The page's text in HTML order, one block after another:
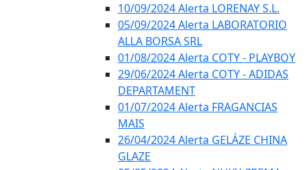
10/09/2024 Alerta LORENAY S.L.
05/09/2024 Alerta LABORATORIO
ALLA BORSA SRL
01/08/2024 Alerta COTY - PLAYBOY
29/06/2024 Alerta COTY - ADIDAS
DEPARTAMENT
01/07/2024 Alerta FRAGANCIAS
MAIS
26/04/2024 Alerta GELÁZE CHINA
GLAZE